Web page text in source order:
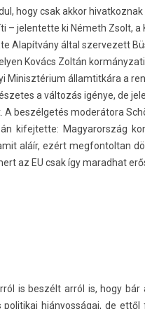
hogy csak akkor
– jelentette ki Németh Zsolt,
Alapítvány által szervezett
Kovács Zoltán
Minisztérium államtitkára a
a változás igénye, de
beszélgetés moderátora
kifej­tette: Magyarország
aláír, ezért meg­fontol­tan
az EU csak így marad­hat
is beszélt arról is, hogy
politikai hiányosságai, de